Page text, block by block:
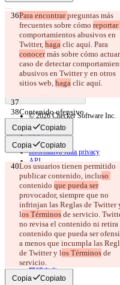
Para encontrar preguntas más
frecuentes sobre cómo reportar
comportamientos abusivos en
Twitter, haga clic aquí. Para
conocer más sobre cómo
caso de detectar
abusivos en Twitter y en otros
sitios web, haga clic aquí.
Contenido ofensivo
Copia Copiato
Copia Copiato
Los usuarios tienen permitido
publicar contenido, incluso
contenido que pueda ser
provocador, siempre que no
infrinjan las Reglas de Twitter
los Términos de servicio.
no revisa el contenido ni retira
contenido que pueda ser
a menos que incumpla las
de Twitter y los Términos de
servicio.
Copia Copiato
Testo modificato
Trovare la differenza
© 2026 Checker Software Inc.
Contatti
CLI
Termini
Informativa sulla privacy
API
iManage
English
Deutsch
Español
Français
हिन्दी
Italiano
日本語
Português
简体中文
繁體中文
한국어